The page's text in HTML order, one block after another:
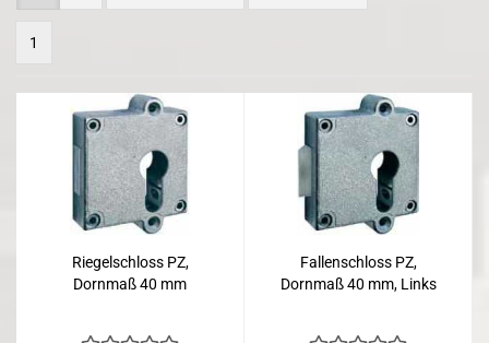
1
Riegelschloss PZ,
Dornmaß 40 mm
Fallenschloss PZ,
Dornmaß 40 mm, Links